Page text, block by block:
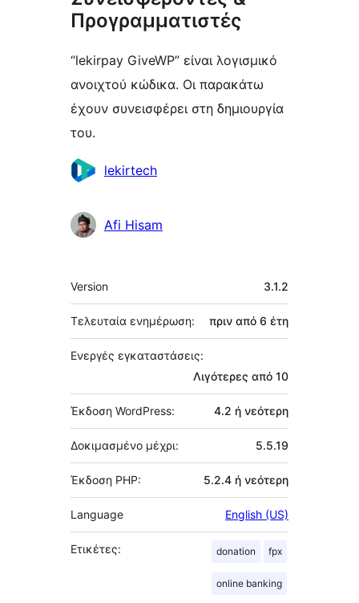
Προγραμματιστές
“lekirpay GiveWP” είναι λογισμικό
ανοιχτού κώδικα. Οι παρακάτω
έχουν συνεισφέρει στη δημιουργία
του.
Συντελεστές
lekirtech
Afi Hisam
Μεταστοιχεία
Version 3.1.2
Τελευταία ενημέρωση: πριν από 6 έτη
Ενεργές εγκαταστάσεις:
Λιγότερες από 10
Έκδοση WordPress: 4.2 ή νεότερη
Δοκιμασμένο μέχρι: 5.5.19
Έκδοση PHP: 5.2.4 ή νεότερη
Language English (US)
Ετικέτες: donation fpx
online banking